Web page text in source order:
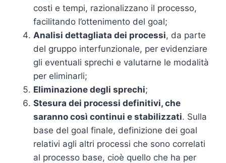
costi e tempi, razionalizzano il processo,
facilitando l’ottenimento del goal;
Analisi dettagliata dei processi, da parte
del gruppo interfunzionale, per evidenziare
gli eventuali sprechi e valutarne le modalità
per eliminarli;
Eliminazione degli sprechi;
Stesura dei processi definitivi, che
saranno così continui e stabilizzati. Sulla
base del goal finale, definizione dei goal
relativi agli altri processi che sono correlati
al processo base, cioè quello che ha per